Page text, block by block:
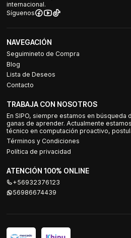
internacional.
Síguenos
NAVEGACIÓN
Seguimineto de Compra
Blog
Lista de Deseos
Contacto
TRABAJA CON NOSOTROS
En SIPO, siempre estamos en
ganas de aprender. Actualmente
técnico en computación proactivo,
Términos y Condiciones
Política de privacidad
ATENCIÓN 100% ONLINE
+56932376123
56986674439